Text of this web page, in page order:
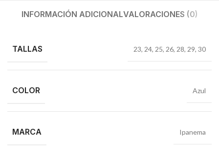
INFORMACIÓN ADICIONALVALORACIONES (0)
TALLAS 23, 24, 25, 26, 28, 29, 30
COLOR Azul
MARCA Ipanema